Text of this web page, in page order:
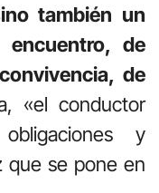
también un
de
de
«el conductor
y
que se pone en